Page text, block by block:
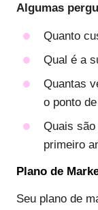
Algumas
Quanto
Qual é a
Quantas
o ponto
Quais
primeiro
Plano de
Seu plano de